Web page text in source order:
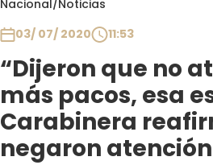
Nacional/Noticias
03/ 07/ 2020
11:53
“Dijeron que no
más pacos, esa
Carabinera
negaron
Club De La Comedia
Contigo en Directo
Plan Perfecto
El Tiempo
Sabingo
Todos Los Programas